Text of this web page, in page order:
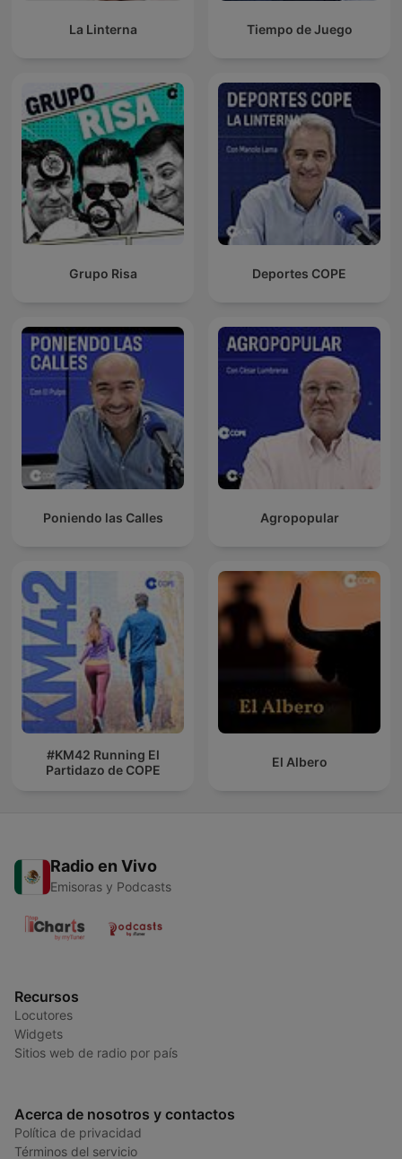
La Linterna Tiempo de Juego
Grupo Risa Deportes COPE
Poniendo las Calles Agropopular
#KM42 Running El
Partidazo de COPE
El Albero
Radio en Vivo
Emisoras y Podcasts
Recursos
Locutores
Widgets
Sitios web de radio por país
Acerca de nosotros y contactos
Política de privacidad
Términos del servicio